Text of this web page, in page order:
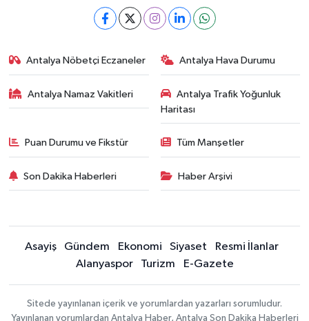
Antalya Nöbetçi Eczaneler Antalya Hava Durumu
Antalya Namaz Vakitleri
Antalya Trafik Yoğunluk
Haritası
Puan Durumu ve Fikstür Tüm Manşetler
Son Dakika Haberleri Haber Arşivi
Asayiş Gündem Ekonomi Siyaset
Resmi İlanlar
Alanyaspor
Turizm E-Gazete
Sitede yayınlanan içerik ve yorumlardan yazarları sorumludur.
Yayınlanan yorumlardan Antalya Haber, Antalya Son Dakika Haberleri